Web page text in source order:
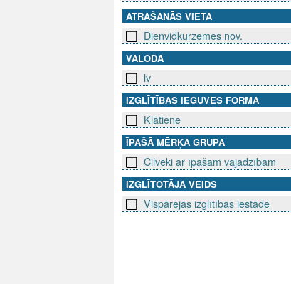
ATRAŠANĀS VIETA
Dienvidkurzemes nov.
VALODA
lv
IZGLĪTĪBAS IEGUVES FORMA
Klātiene
ĪPAŠĀ MĒRĶA GRUPA
Cilvēki ar īpašām vajadzībām
IZGLĪTOTĀJA VEIDS
Vispārējās izglītības iestāde